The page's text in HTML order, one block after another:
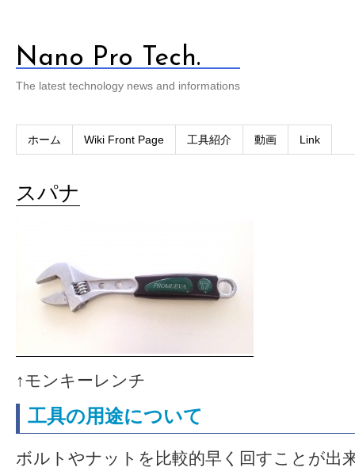
Nano Pro Tech.
The latest technology news and informations
ホーム Wiki Front Page 工具紹介 動画 Link
スパナ
↑モンキーレンチ
工具の用途について
ボルトやナットを比較的早く回すことが出